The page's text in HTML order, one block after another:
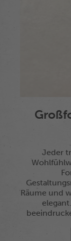
Jeder
Räume und